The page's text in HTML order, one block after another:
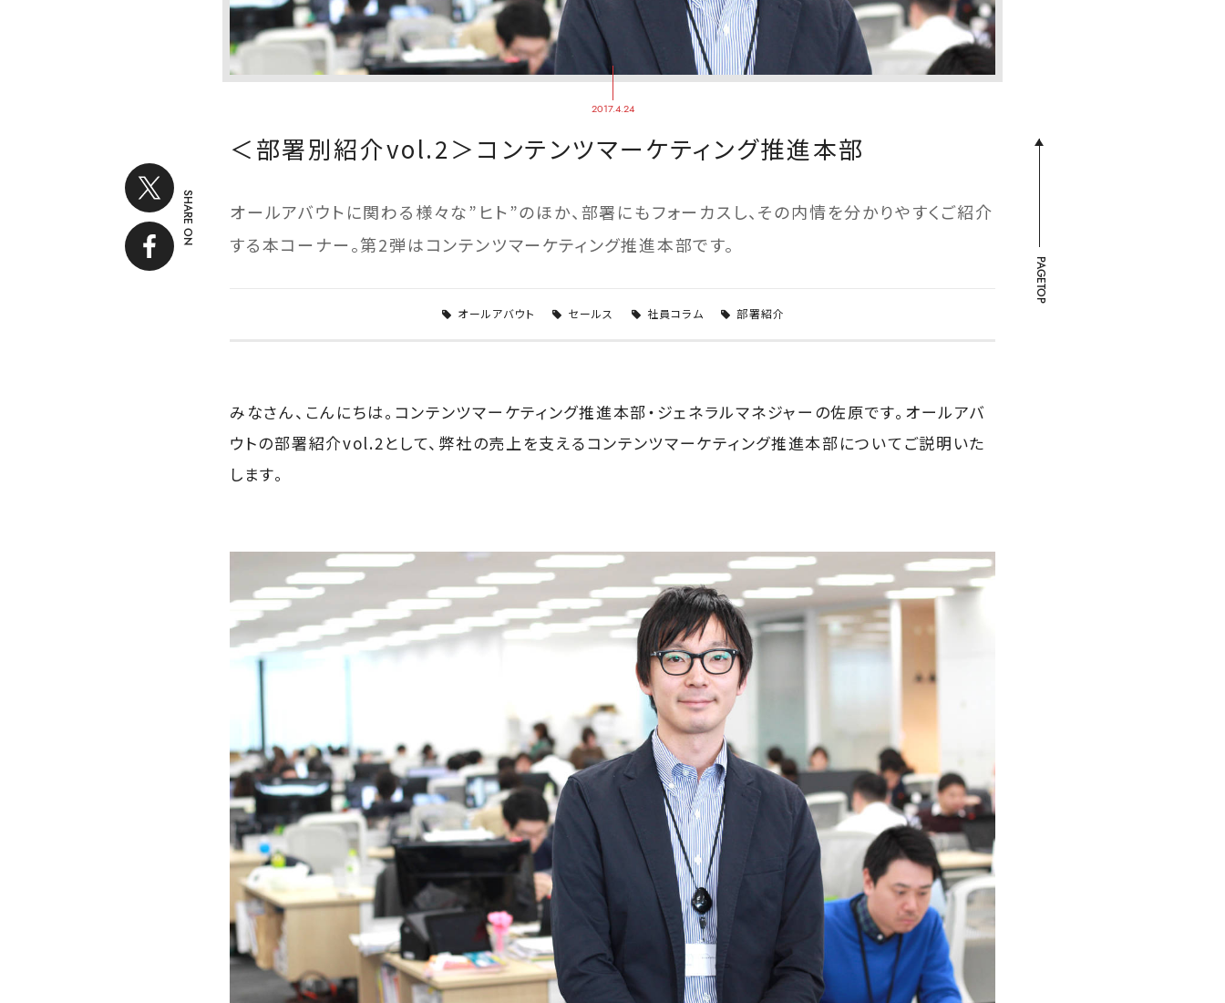
2017.4.24
SHARE ON
＜部署別紹介vol.2＞コンテンツマーケティング推進本部
オールアバウトに関わる様々な”ヒト”のほか、部署にもフォーカスし、その内情を分かりやすくご紹介
する本コーナー。第2弾はコンテンツマーケティング推進本部です。
オールアバウト セールス 社員コラム 部署紹介
みなさん、こんにちは。コンテンツマーケティング推進本部・ジェネラルマネジャーの佐原です。オールアバ
ウトの部署紹介vol.2として、弊社の売上を支えるコンテンツマーケティング推進本部についてご説明いた
します。
PAGETOP